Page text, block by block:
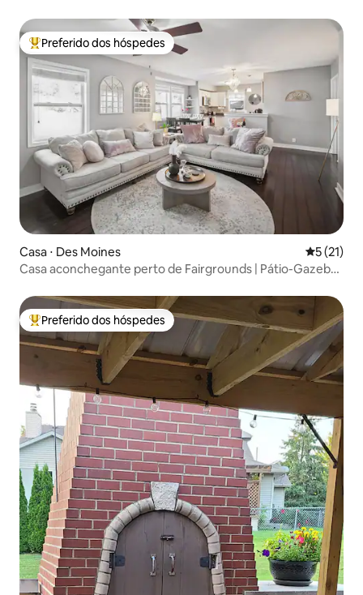
Entre os melhores preferidos dos hóspedes
Preferido dos hóspedes
Casa ⋅ Des Moines 5 de uma
5 (21)
Casa aconchegante perto de Fairgrounds | Pátio-Gazebo-
Entre os melhores preferidos dos hóspedes
Preferido dos hóspedes